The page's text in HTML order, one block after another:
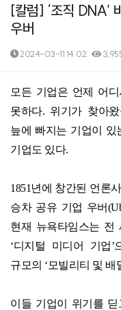
[칼럼] ‘조직 DNA’
우버
2024-03-11 14:02
본문
모든 기업은 언제 어
못하다. 위기가 찾아
늪에 빠지는 기업이 있
기업도 있다.
1851 년에 창간된 언론
승차 공유 기업 우버
현재 뉴욕타임스는 전
‘디지털 미디어 기업’
규모의 ‘ 모빌리티 및 배
이들 기업이 위기를